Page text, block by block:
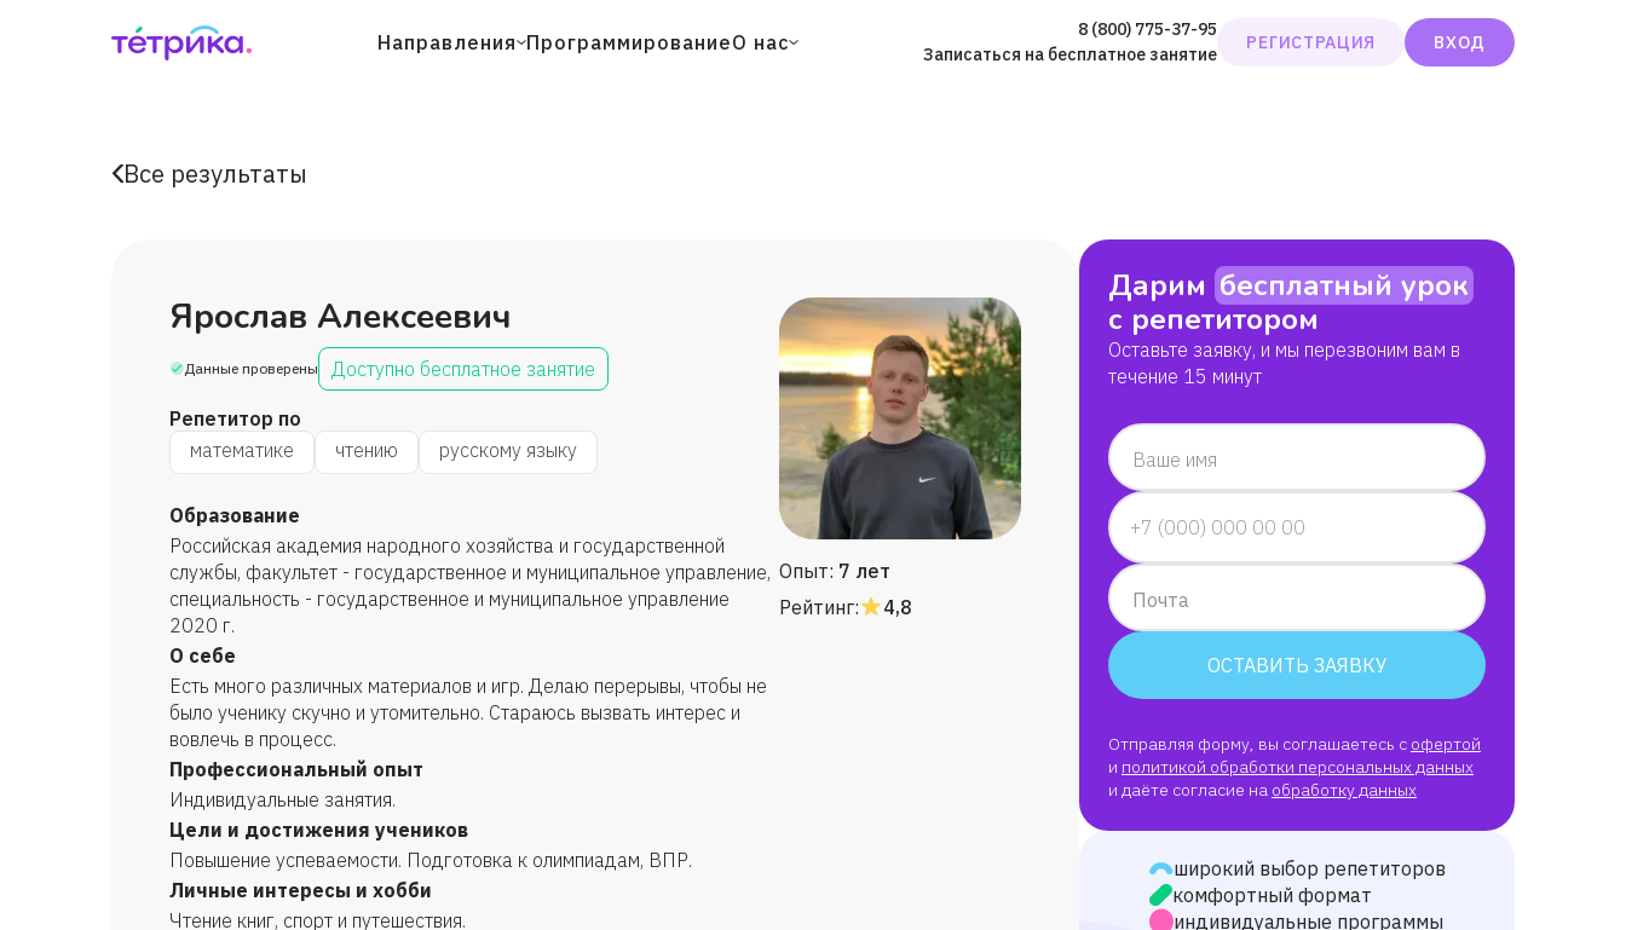
Направления ПрограммированиеО нас
8 (800) 775-37-95
Записаться на бесплатное занятие
РЕГИСТРАЦИЯ ВХОД
Все результаты
Ярослав Алексеевич
Данные проверены Доступно бесплатное занятие
Репетитор по
математике
чтению русскому языку
Образование
Российская академия народного хозяйства и государственной
службы, факультет - государственное и муниципальное управление,
специальность - государственное и муниципальное управление
2020 г.
О себе
Есть много различных материалов и игр. Делаю перерывы, чтобы не
было ученику скучно и утомительно. Стараюсь вызвать интерес и
вовлечь в процесс.
Профессиональный опыт
Индивидуальные занятия.
Цели и достижения учеников
Повышение успеваемости. Подготовка к олимпиадам, ВПР.
Личные интересы и хобби
Чтение книг, спорт и путешествия.
Опыт: 7 лет
Рейтинг:
4,8
Дарим бесплатный урок
с репетитором
Оставьте заявку, и мы перезвоним вам в
течение 15 минут
Ваше имя
Почта
ОСТАВИТЬ ЗАЯВКУ
Отправляя форму, вы соглашаетесь с офертой
и политикой обработки персональных данных
и даёте согласие на обработку данных
широкий выбор репетиторов
комфортный формат
индивидуальные программы